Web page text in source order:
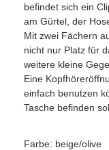
befindet sich ein
am Gürtel, der
Mit zwei Fächern
nicht nur Platz für
weitere kleine
Eine
einfach benutzen
Tasche befinden
Farbe: beige/olive